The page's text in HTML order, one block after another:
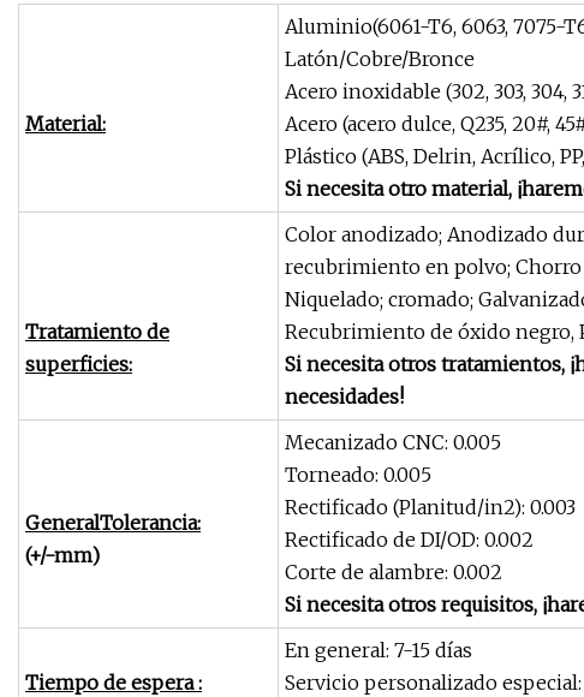
Material:
Aluminio(6061-T6, 6063, 7075-
Latón/Cobre/Bronce
Acero inoxidable (302, 303, 304,
Acero (acero dulce, Q235, 20#,
Plástico (ABS, Delrin, Acrílico,
Si necesita otro material,
Tratamiento de
superficies:
Color anodizado; Anodizado
recubrimiento en polvo; Chorro
Niquelado; cromado;
Recubrimiento de óxido negro,
Si necesita otros tratamientos,
necesidades!
GeneralTolerancia:
(+/-mm)
Mecanizado CNC: 0.005
Torneado: 0.005
Rectificado (Planitud/in2): 0.003
Rectificado de DI/OD: 0.002
Corte de alambre: 0.002
Si necesita otros requisitos,
Tiempo de espera :
En general: 7-15 días
Servicio personalizado